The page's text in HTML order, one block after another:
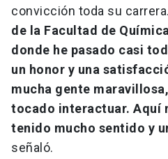
convicción toda su carrera.
de la Facultad de
donde he pasado casi
un honor y una
mucha gente
tocado interactuar. Aquí
tenido mucho sentido y
señaló.